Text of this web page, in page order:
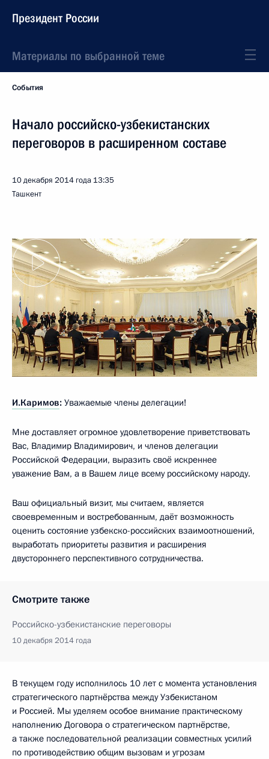
Президент России
Материалы по выбранной теме
События
Начало российско-узбекистанских
переговоров в расширенном составе
10 декабря 2014 года 13:35
Ташкент
И.Каримов: Уважаемые члены делегации!
Мне доставляет огромное удовлетворение приветствовать
Вас, Владимир Владимирович, и членов делегации
Российской Федерации, выразить своё искреннее
уважение Вам, а в Вашем лице всему российскому народу.
Ваш официальный визит, мы считаем, является
своевременным и востребованным, даёт возможность
оценить состояние узбекско-российских взаимоотношений,
выработать приоритеты развития и расширения
двустороннего перспективного сотрудничества.
Смотрите также
Российско-узбекистанские переговоры
10 декабря 2014 года
В текущем году исполнилось 10 лет с момента установления
стратегического партнёрства между Узбекистаном
и Россией. Мы уделяем особое внимание практическому
наполнению Договора о стратегическом партнёрстве,
а также последовательной реализации совместных усилий
по противодействию общим вызовам и угрозам